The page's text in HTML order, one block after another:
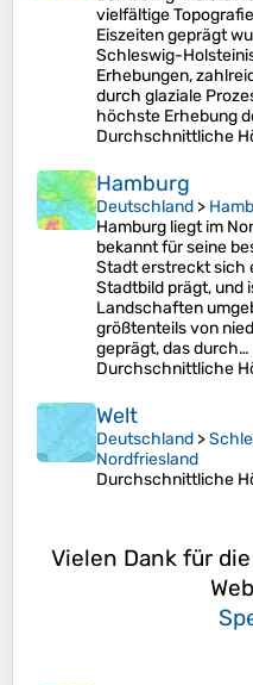
vielfältige
Eiszeiten geprägt
Schleswig-
Erhebungen,
durch glaziale
höchste Erhebung
Durchschnittliche
Hamburg
Deutschland >
Hamburg liegt im
bekannt für seine
Stadt erstreckt sich
Stadtbild prägt, und
Landschaften
größtenteils von
geprägt, das durch…
Durchschnittliche
Welt
Deutschland >
Nordfriesland
Durchschnittliche
Vielen Dank für